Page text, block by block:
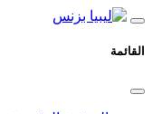
القائمة